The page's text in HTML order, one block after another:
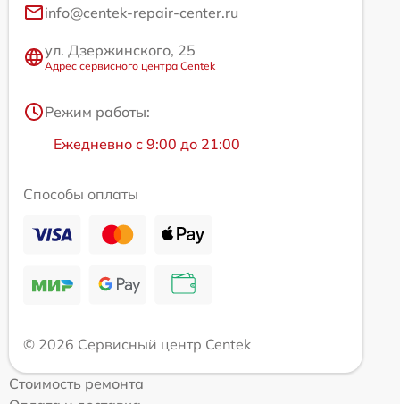
info@centek-repair-center.ru
ул. Дзержинского, 25
Адрес сервисного центра Centek
Режим работы:
Ежедневно с 9:00 до 21:00
Способы оплаты
© 2026 Сервисный центр Centek
Стоимость ремонта